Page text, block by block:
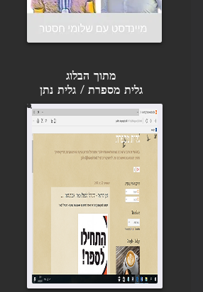
מתוך הבלוג
גלית מספרת / גלית נתן